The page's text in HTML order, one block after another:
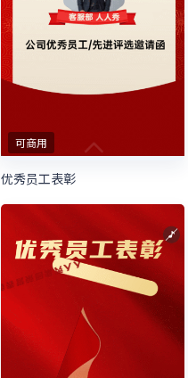
可商用
优秀员工表彰